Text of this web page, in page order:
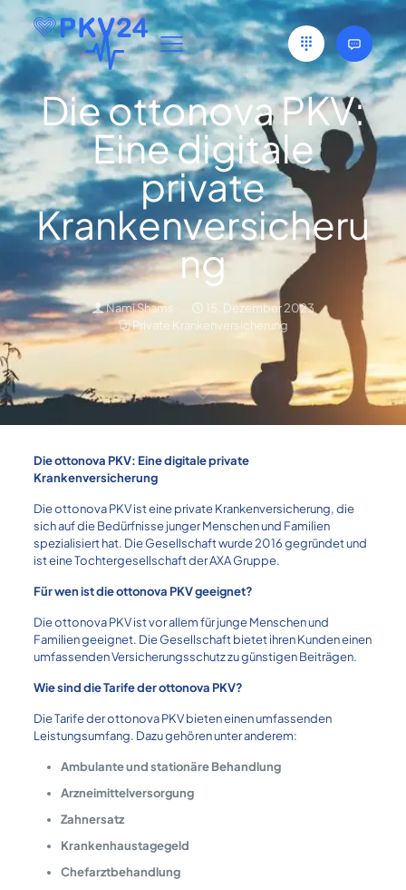
Die ottonova PKV:
Eine digitale
private
Krankenversicheru
ng
Nami Shams
15. Dezember 2023
Private Krankenversicherung
Die ottonova PKV: Eine digitale private
Krankenversicherung
Die ottonova PKV ist eine private Krankenversicherung, die
sich auf die Bedürfnisse junger Menschen und Familien
spezialisiert hat. Die Gesellschaft wurde 2016 gegründet und
ist eine Tochtergesellschaft der AXA Gruppe.
Für wen ist die ottonova PKV geeignet?
Die ottonova PKV ist vor allem für junge Menschen und
Familien geeignet. Die Gesellschaft bietet ihren Kunden einen
umfassenden Versicherungsschutz zu günstigen Beiträgen.
Wie sind die Tarife der ottonova PKV?
Die Tarife der ottonova PKV bieten einen umfassenden
Leistungsumfang. Dazu gehören unter anderem:
Ambulante und stationäre Behandlung
Arzneimittelversorgung
Zahnersatz
Krankenhaustagegeld
Chefarztbehandlung